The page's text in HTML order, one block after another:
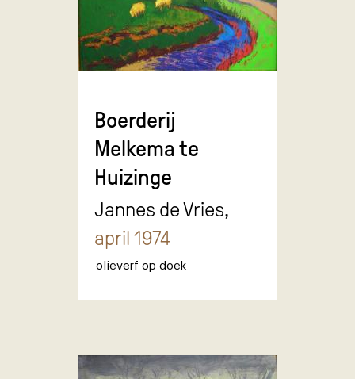
Boerderij
Melkema te
Huizinge
Jannes de Vries,
april 1974
olieverf op doek